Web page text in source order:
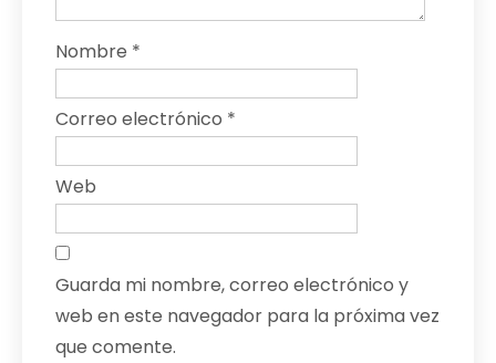
Nombre *
Correo electrónico *
Web
Guarda mi nombre, correo electrónico y
web en este navegador para la próxima vez
que comente.